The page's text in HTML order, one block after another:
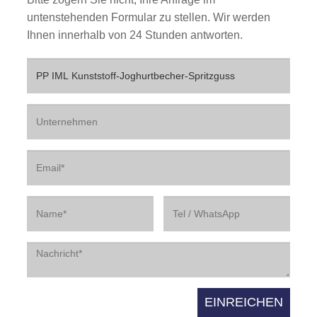
untenstehenden Formular zu stellen. Wir werden
Ihnen innerhalb von 24 Stunden antworten.